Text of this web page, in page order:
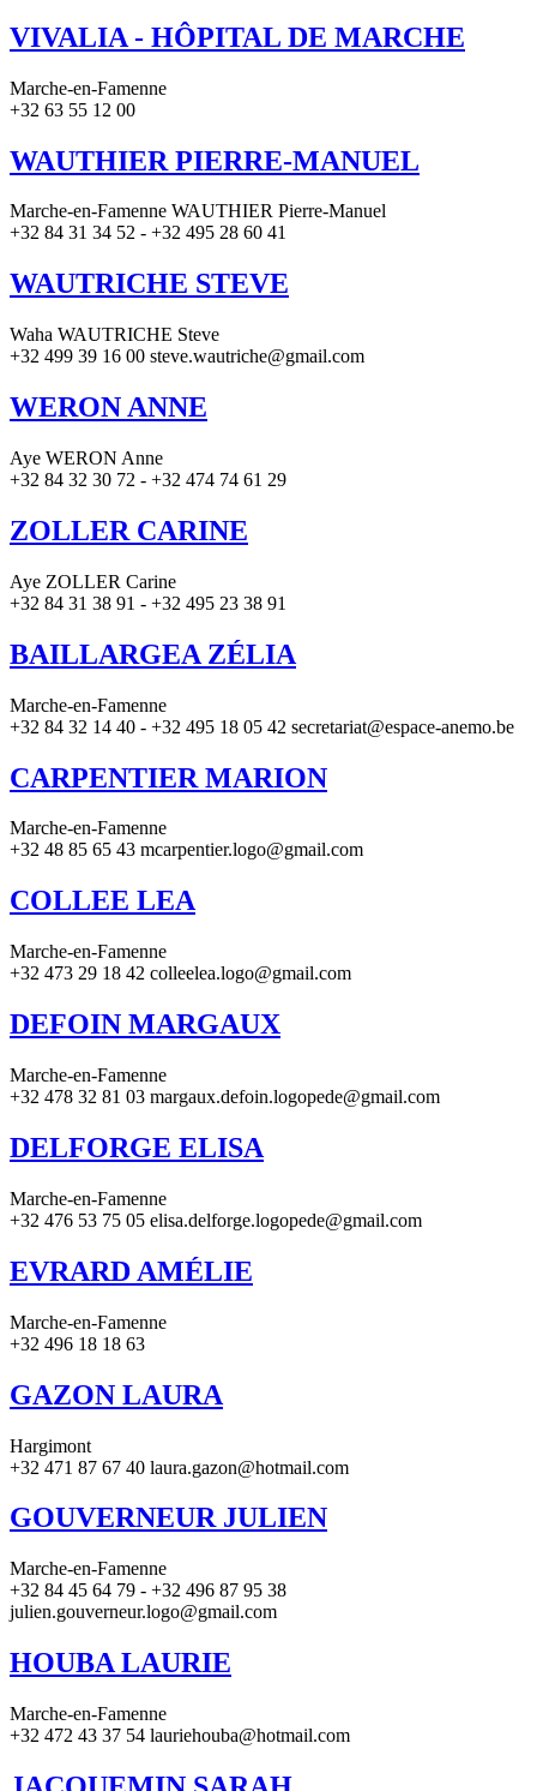
VIVALIA - HÔPITAL DE MARCHE
Marche-en-Famenne
+32 63 55 12 00
WAUTHIER PIERRE-MANUEL
Marche-en-Famenne WAUTHIER Pierre-Manuel
+32 84 31 34 52 - +32 495 28 60 41
WAUTRICHE STEVE
Waha WAUTRICHE Steve
+32 499 39 16 00 steve.wautriche@gmail.com
WERON ANNE
Aye WERON Anne
+32 84 32 30 72 - +32 474 74 61 29
ZOLLER CARINE
Aye ZOLLER Carine
+32 84 31 38 91 - +32 495 23 38 91
BAILLARGEA ZÉLIA
Marche-en-Famenne
+32 84 32 14 40 - +32 495 18 05 42 secretariat@espace-anemo.be
CARPENTIER MARION
Marche-en-Famenne
+32 48 85 65 43 mcarpentier.logo@gmail.com
COLLEE LEA
Marche-en-Famenne
+32 473 29 18 42 colleelea.logo@gmail.com
DEFOIN MARGAUX
Marche-en-Famenne
+32 478 32 81 03 margaux.defoin.logopede@gmail.com
DELFORGE ELISA
Marche-en-Famenne
+32 476 53 75 05 elisa.delforge.logopede@gmail.com
EVRARD AMÉLIE
Marche-en-Famenne
+32 496 18 18 63
GAZON LAURA
Hargimont
+32 471 87 67 40 laura.gazon@hotmail.com
GOUVERNEUR JULIEN
Marche-en-Famenne
+32 84 45 64 79 - +32 496 87 95 38
julien.gouverneur.logo@gmail.com
HOUBA LAURIE
Marche-en-Famenne
+32 472 43 37 54 lauriehouba@hotmail.com